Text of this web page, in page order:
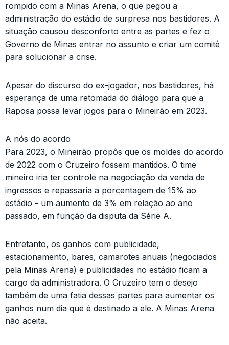
rompido com a Minas Arena, o que pegou a
administração do estádio de surpresa nos bastidores. A
situação causou desconforto entre as partes e fez o
Governo de Minas entrar no assunto e criar um comitê
para solucionar a crise.
Apesar do discurso do ex-jogador, nos bastidores, há
esperança de uma retomada do diálogo para que a
Raposa possa levar jogos para o Mineirão em 2023.
A nós do acordo
Para 2023, o Mineirão propôs que os moldes do acordo
de 2022 com o Cruzeiro fossem mantidos. O time
mineiro iria ter controle na negociação da venda de
ingressos e repassaria a porcentagem de 15% ao
estádio - um aumento de 3% em relação ao ano
passado, em função da disputa da Série A.
Entretanto, os ganhos com publicidade,
estacionamento, bares, camarotes anuais (negociados
pela Minas Arena) e publicidades no estádio ficam a
cargo da administradora. O Cruzeiro tem o desejo
também de uma fatia dessas partes para aumentar os
ganhos num dia que é destinado a ele. A Minas Arena
não aceita.